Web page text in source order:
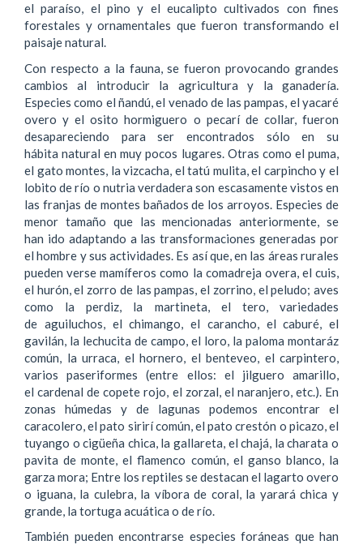
el paraíso, el pino y el eucalipto cultivados con fines
forestales y ornamentales que fueron transformando el
paisaje natural.
Con respecto a la fauna, se fueron provocando grandes
cambios al introducir la agricultura y la ganadería.
Especies como el ñandú, el venado de las pampas, el yacaré
overo y el osito hormiguero o pecarí de collar, fueron
desapareciendo para ser encontrados sólo en su
hábita natural en muy pocos lugares. Otras como el puma,
el gato montes, la vizcacha, el tatú mulita, el carpincho y el
lobito de río o nutria verdadera son escasamente vistos en
las franjas de montes bañados de los arroyos. Especies de
menor tamaño que las mencionadas anteriormente, se
han ido adaptando a las transformaciones generadas por
el hombre y sus actividades. Es así que, en las áreas rurales
pueden verse mamíferos como la comadreja overa, el cuis,
el hurón, el zorro de las pampas, el zorrino, el peludo; aves
como la perdiz, la martineta, el tero, variedades
de aguiluchos, el chimango, el carancho, el caburé, el
gavilán, la lechucita de campo, el loro, la paloma montaráz
común, la urraca, el hornero, el benteveo, el carpintero,
varios paseriformes (entre ellos: el jilguero amarillo,
el cardenal de copete rojo, el zorzal, el naranjero, etc.). En
zonas húmedas y de lagunas podemos encontrar el
caracolero, el pato sirirí común, el pato crestón o picazo, el
tuyango o cigüeña chica, la gallareta, el chajá, la charata o
pavita de monte, el flamenco común, el ganso blanco, la
garza mora; Entre los reptiles se destacan el lagarto overo
o iguana, la culebra, la víbora de coral, la yarará chica y
grande, la tortuga acuática o de río.
También pueden encontrarse especies foráneas que han